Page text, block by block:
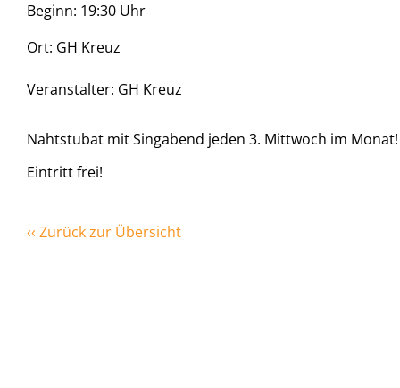
Beginn: 19:30 Uhr
Ort: GH Kreuz
Veranstalter: GH Kreuz
Nahtstubat mit Singabend jeden 3. Mittwoch im Monat!
Eintritt frei!
‹‹ Zurück zur Übersicht